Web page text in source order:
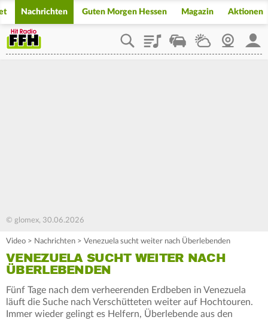
Nachrichten Guten Morgen Hessen Magazin Aktionen
PlaylistStaupilotWetterWebcam
© glomex, 30.06.2026
Video > Nachrichten > Venezuela sucht weiter nach Überlebenden
VENEZUELA SUCHT WEITER NACH
ÜBERLEBENDEN
Fünf Tage nach dem verheerenden Erdbeben in Venezuela
läuft die Suche nach Verschütteten weiter auf Hochtouren.
Immer wieder gelingt es Helfern, Überlebende aus den